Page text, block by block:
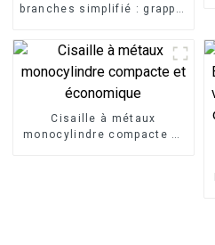
branches simplifié : grappin
Cisaille à métaux
monocylindre compacte et